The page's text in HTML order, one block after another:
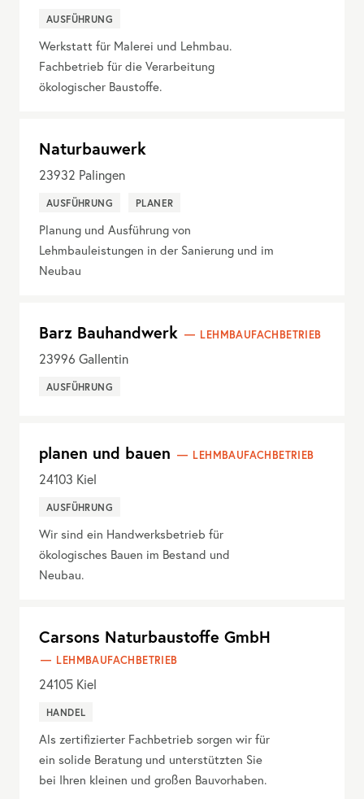
AUSFÜHRUNG
Werkstatt für Malerei und Lehmbau.
Fachbetrieb für die Verarbeitung
ökologischer Baustoffe.
Naturbauwerk
23932 Palingen
AUSFÜHRUNG PLANER
Planung und Ausführung von
Lehmbauleistungen in der Sanierung und im
Neubau
Barz Bauhandwerk LEHMBAUFACHBETRIEB
23996 Gallentin
AUSFÜHRUNG
planen und bauen LEHMBAUFACHBETRIEB
24103 Kiel
AUSFÜHRUNG
Wir sind ein Handwerksbetrieb für
ökologisches Bauen im Bestand und
Neubau.
Carsons Naturbaustoffe GmbH
LEHMBAUFACHBETRIEB
24105 Kiel
HANDEL
Als zertifizierter Fachbetrieb sorgen wir für
ein solide Beratung und unterstützten Sie
bei Ihren kleinen und großen Bauvorhaben.